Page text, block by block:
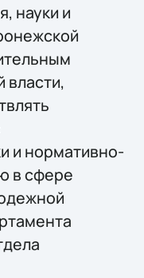
науки и
власти,
и нормативно-
в сфере